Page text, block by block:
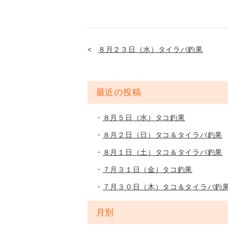
８月２３日（水）タイラバ釣果
最近の投稿
８月５日（水）タコ釣果
８月２日（日）タコ＆タイラバ釣果
８月１日（土）タコ＆タイラバ釣果
７月３１日（金）タコ釣果
７月３０日（木）タコ＆タイラバ釣
月別